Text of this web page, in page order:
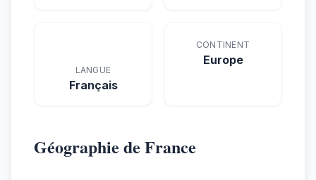
LANGUE
Français
CONTINENT
Europe
Géographie de France